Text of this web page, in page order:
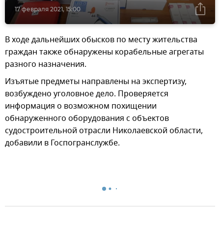
17 февраля 2021, 15:00
В ходе дальнейших обысков по месту жительства
граждан также обнаружены корабельные агрегаты
разного назначения.
Изъятые предметы направлены на экспертизу,
возбуждено уголовное дело. Проверяется
информация о возможном похищении
обнаруженного оборудования с объектов
судостроительной отрасли Николаевской области,
добавили в Госпогранслужбе.